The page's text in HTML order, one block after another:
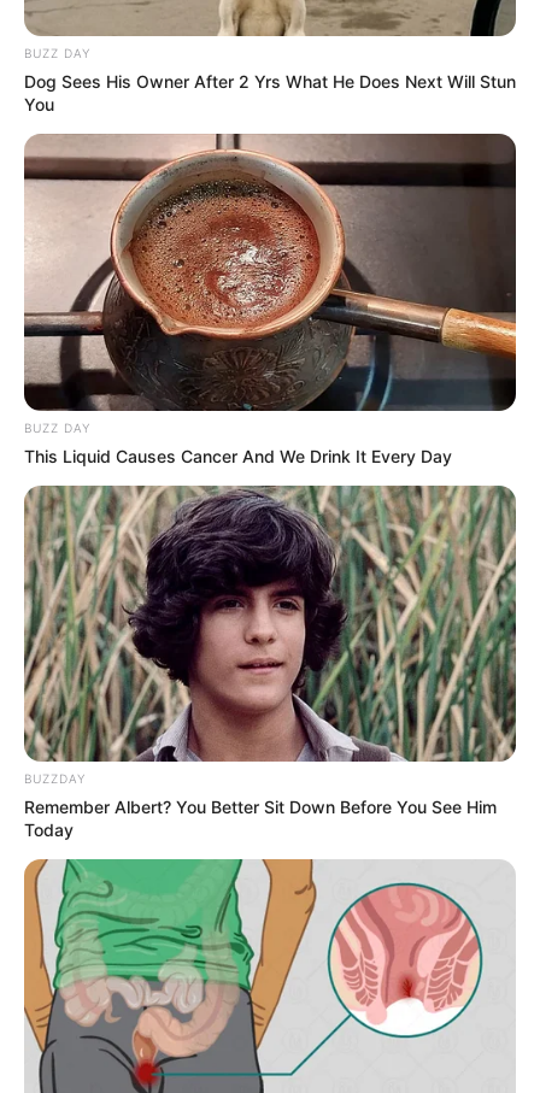
Ermənilərin Bakıdakı məhkəməsində
yekun qərarelan olundu
12:25 / 06 Avqust 2026 TİBB
Ayaqlarda limfostaz və şişkinliyin təbii
müalicəsi –
Həkimdən XƏBƏRDARLIQ
69 0 0
12:10 / 06 Avqust 2026 KRİMİNAL
48 nəfərsaxlanıldı
BUZZ DAY
Dog Sees His Owner After 2 Yrs What He Does Next Will Stun
You
BUZZ DAY
This Liquid Causes Cancer And We Drink It Every Day
BUZZDAY
Remember Albert? You Better Sit Down Before You See Him
Today